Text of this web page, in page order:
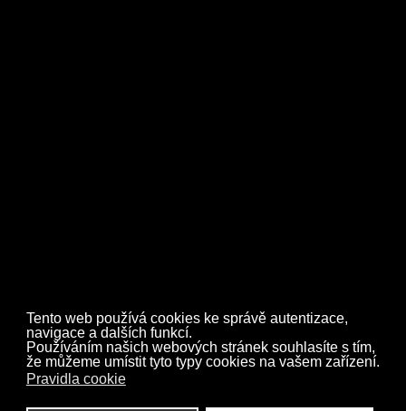
Tento web používá cookies ke správě autentizace,
navigace a dalších funkcí.
Používáním našich webových stránek souhlasíte s tím,
že můžeme umístit tyto typy cookies na vašem zařízení.
Pravidla cookie